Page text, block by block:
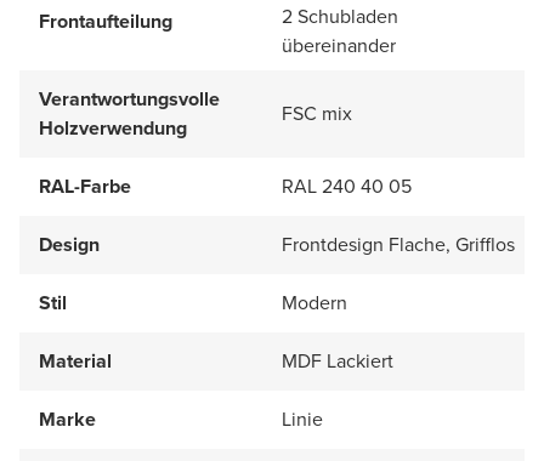
Frontaufteilung
2 Schubladen
übereinander
Verantwortungsvolle
Holzverwendung
FSC mix
RAL-Farbe RAL 240 40 05
Design Frontdesign Flache, Grifflos
Stil Modern
Material MDF Lackiert
Marke Linie